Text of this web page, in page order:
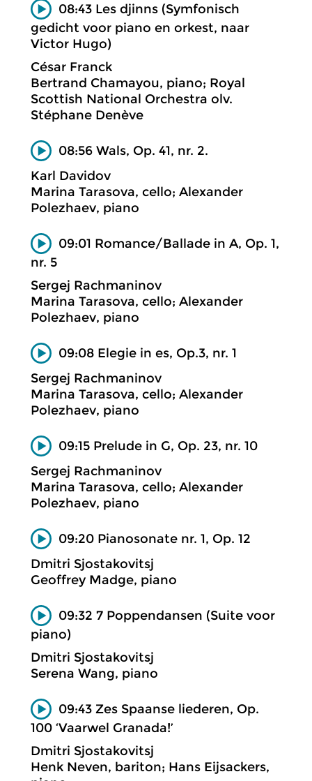
08:43 Les djinns (Symfonisch
gedicht voor piano en orkest, naar
Victor Hugo)
César Franck
Bertrand Chamayou, piano; Royal
Scottish National Orchestra olv.
Stéphane Denève
08:56 Wals, Op. 41, nr. 2.
Karl Davidov
Marina Tarasova, cello; Alexander
Polezhaev, piano
09:01 Romance/Ballade in A, Op. 1,
nr. 5
Sergej Rachmaninov
Marina Tarasova, cello; Alexander
Polezhaev, piano
09:08 Elegie in es, Op.3, nr. 1
Sergej Rachmaninov
Marina Tarasova, cello; Alexander
Polezhaev, piano
09:15 Prelude in G, Op. 23, nr. 10
Sergej Rachmaninov
Marina Tarasova, cello; Alexander
Polezhaev, piano
09:20 Pianosonate nr. 1, Op. 12
Dmitri Sjostakovitsj
Geoffrey Madge, piano
09:32 7 Poppendansen (Suite voor
piano)
Dmitri Sjostakovitsj
Serena Wang, piano
09:43 Zes Spaanse liederen, Op.
100 ‘Vaarwel Granada!’
Dmitri Sjostakovitsj
Henk Neven, bariton; Hans Eijsackers,